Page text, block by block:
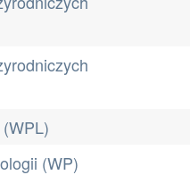
(WP)